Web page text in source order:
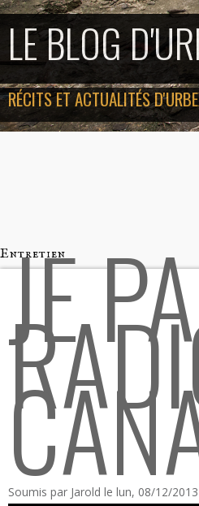
LE BLOG
RÉCITS ET ACTUALITÉS
Entretien
JE
Soumis par Jarold le lun, 08/12/